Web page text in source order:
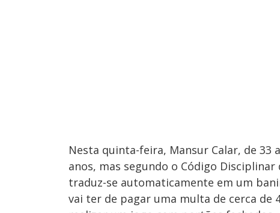
Nesta quinta-feira, Mansur Calar, de 33
anos, mas segundo o Código
traduz-se automaticamente em um
vai ter de pagar uma multa de cerca de